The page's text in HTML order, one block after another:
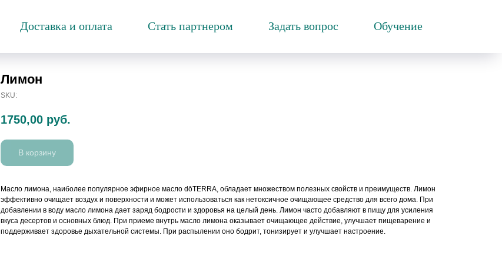
Доставка и оплата Стать партнером Задать вопрос Обучение
Лимон
SKU:
1750,00 руб.
В корзину
Масло лимона, наиболее популярное эфирное масло dōTERRA, обладает множеством полезных свойств и преимуществ. Лимон
эффективно очищает воздух и поверхности и может использоваться как нетоксичное очищающее средство для всего дома. При
добавлении в воду масло лимона дает заряд бодрости и здоровья на целый день. Лимон часто добавляют в пищу для усиления
вкуса десертов и основных блюд. При приеме внутрь масло лимона оказывает очищающее действие, улучшает пищеварение и
поддерживает здоровье дыхательной системы. При распылении оно бодрит, тонизирует и улучшает настроение.